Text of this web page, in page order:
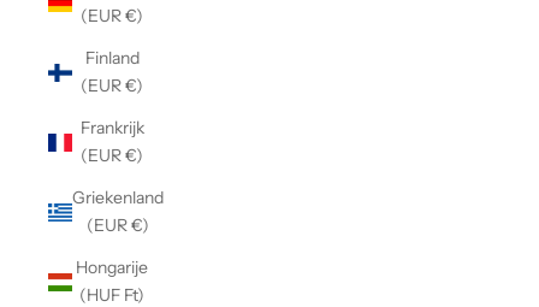
(EUR €)
Finland
(EUR €)
Frankrijk
(EUR €)
Griekenland
(EUR €)
Hongarije
(HUF Ft)